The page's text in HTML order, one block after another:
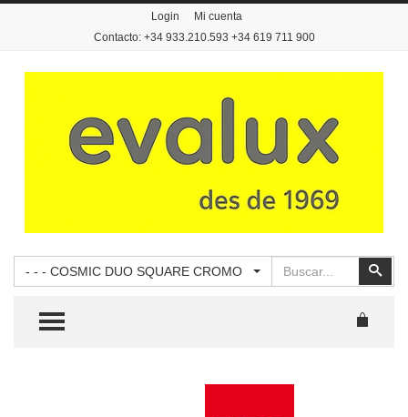
Login
Mi cuenta
Contacto: +34 933.210.593 +34 619 711 900
- - - COSMIC DUO SQUARE CROMO
TOGGLE MENU